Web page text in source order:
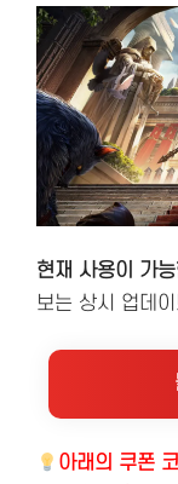
현재 사용이 가
보는 상시 업데
아래의 쿠폰